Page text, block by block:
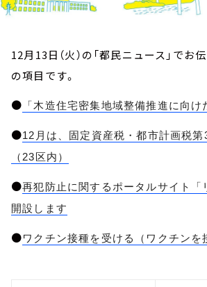
12月13日（火）の「都民ニュース」でお
の項目です。
● 「木造住宅密集地域整備推進に向け
●12月は、固定資産税・都市計画税第
（23区内）
●再犯防止に関するポータルサイト「
開設します
●ワクチン接種を受ける（ワクチンを